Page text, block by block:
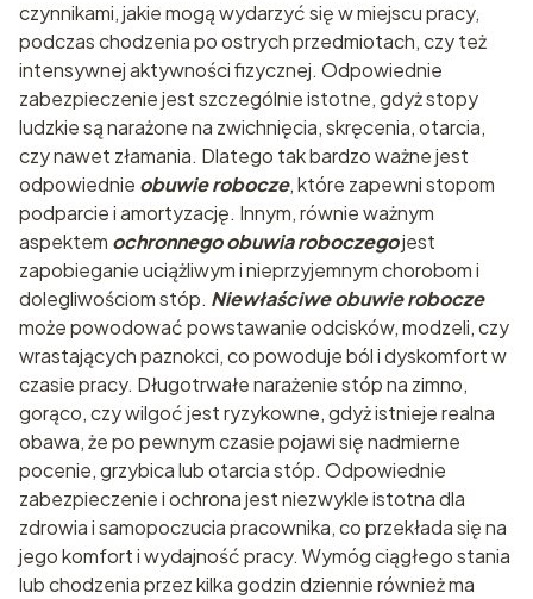
czynnikami, jakie mogą wydarzyć się w miejscu pracy,
podczas chodzenia po ostrych przedmiotach, czy też
intensywnej aktywności fizycznej. Odpowiednie
zabezpieczenie jest szczególnie istotne, gdyż stopy
ludzkie są narażone na zwichnięcia, skręcenia, otarcia,
czy nawet złamania. Dlatego tak bardzo ważne jest
odpowiednie obuwie robocze, które zapewni stopom
podparcie i amortyzację. Innym, równie ważnym
aspektem ochronnego obuwia roboczegojest
zapobieganie uciążliwym i nieprzyjemnym chorobom i
dolegliwościom stóp. Niewłaściwe obuwie robocze
może powodować powstawanie odcisków, modzeli, czy
wrastających paznokci, co powoduje ból i dyskomfort w
czasie pracy. Długotrwałe narażenie stóp na zimno,
gorąco, czy wilgoć jest ryzykowne, gdyż istnieje realna
obawa, że po pewnym czasie pojawi się nadmierne
pocenie, grzybica lub otarcia stóp. Odpowiednie
zabezpieczenie i ochrona jest niezwykle istotna dla
zdrowia i samopoczucia pracownika, co przekłada się na
jego komfort i wydajność pracy. Wymóg ciągłego stania
lub chodzenia przez kilka godzin dziennie również ma